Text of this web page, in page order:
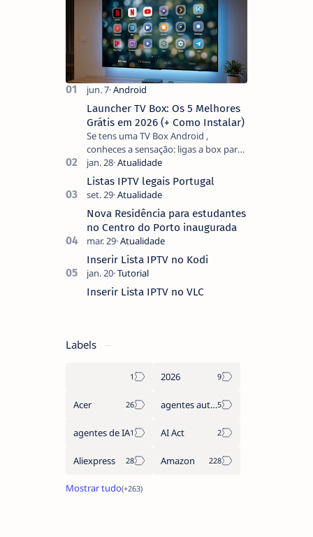
Launcher TV Box: Os 5 Melhores
Grátis em 2026 (+ Como Instalar)
Se tens uma TV Box Android ,
conheces a sensação: ligas a box para
ver um filme e o ecrã inicial está
coberto de sugestões que não
pediste, ban…
Listas IPTV legais Portugal
Nova Residência para estudantes
no Centro do Porto inaugurada
Inserir Lista IPTV no Kodi
Inserir Lista IPTV no VLC
Labels
2026
Acer agentes autónomos
agentes de IA AI Act
Aliexpress Amazon